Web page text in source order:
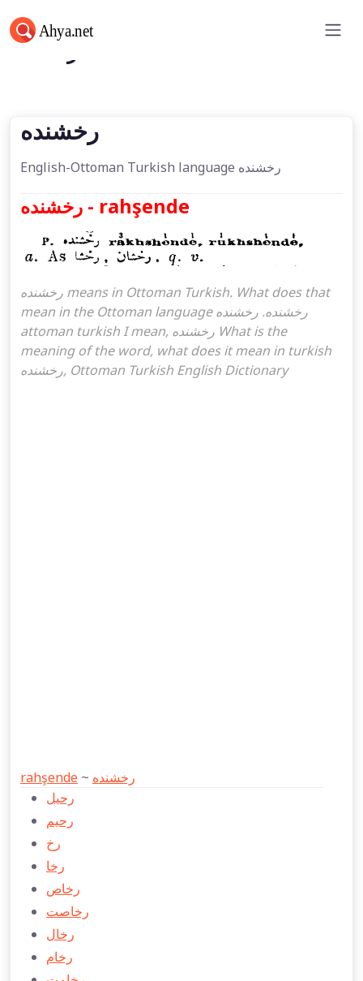
رخشنده
رخشنده
English-Ottoman Turkish language رخشنده
رخشنده - rahşende
رخشنده means in Ottoman Turkish. What does that
mean in the Ottoman language رخشنده. رخشنده
attoman turkish I mean, رخشنده What is the
meaning of the word, what does it mean in turkish
رخشنده, Ottoman Turkish English Dictionary
rahşende ~ رخشنده
رحیل
رحیم
رخ
رخا
رخاص
رخاصت
رخال
رخام